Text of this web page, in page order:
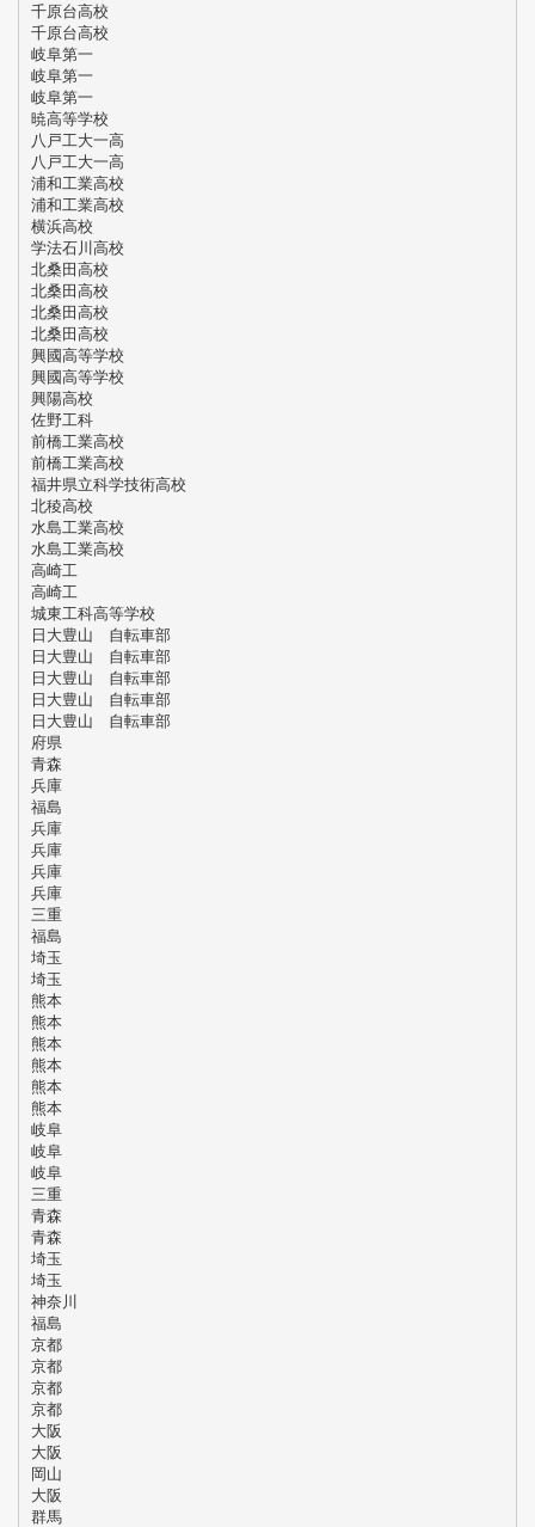
千原台高校
千原台高校
岐阜第一
岐阜第一
岐阜第一
暁高等学校
八戸工大一高
八戸工大一高
浦和工業高校
浦和工業高校
横浜高校
学法石川高校
北桑田高校
北桑田高校
北桑田高校
北桑田高校
興國高等学校
興國高等学校
興陽高校
佐野工科
前橋工業高校
前橋工業高校
福井県立科学技術高校
北稜高校
水島工業高校
水島工業高校
高崎工
高崎工
城東工科高等学校
日大豊山 自転車部
日大豊山 自転車部
日大豊山 自転車部
日大豊山 自転車部
日大豊山 自転車部
府県
青森
兵庫
福島
兵庫
兵庫
兵庫
兵庫
三重
福島
埼玉
埼玉
熊本
熊本
熊本
熊本
熊本
熊本
岐阜
岐阜
岐阜
三重
青森
青森
埼玉
埼玉
神奈川
福島
京都
京都
京都
京都
大阪
大阪
岡山
大阪
群馬